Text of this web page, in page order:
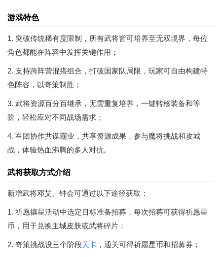
游戏特色
1. 突破传统稀有度限制，所有武将皆可培养至无双境界，每位
角色都能在阵容中发挥关键作用；
2. 支持跨阵营混搭组合，打破国家队局限，玩家可自由构建特
色阵容，以奇策制胜；
3. 武将资源百分百继承，无需重复培养，一键转移装备和等
阶，轻松应对不同战场需求；
4. 军团协作共谋霸业，共享资源成果，参与魔将挑战和攻城
战，体验热血沸腾的多人对抗。
武将获取方式介绍
新增武将邓艾、钟会可通过以下途径获取：
1. 祈愿禳星活动中选定目标准备招募，每次招募可获得祈愿星
币，用于兑换主城皮肤或武将碎片；
2. 奇策挑战设三个阶段关卡 ，通关可得祈愿星币和招募券；